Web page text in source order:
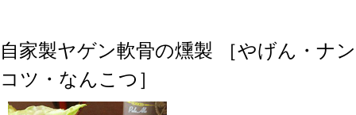
自家製ヤゲン軟骨の燻製 ［やげん・ナン
コツ・なんこつ］